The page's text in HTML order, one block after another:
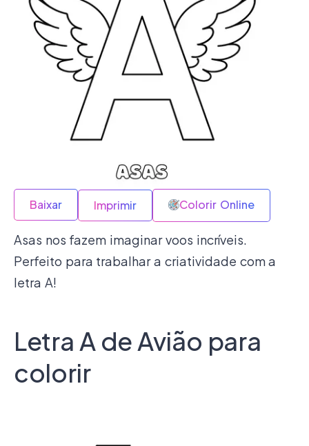
Baixar Imprimir Colorir Online
Asas nos fazem imaginar voos incríveis.
Perfeito para trabalhar a criatividade com a
letra A!
Letra A de Avião para
colorir